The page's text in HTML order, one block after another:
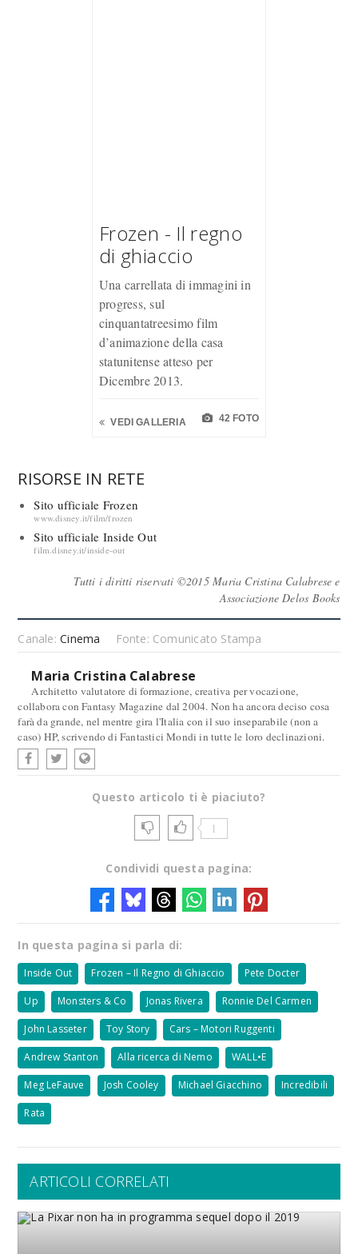
Frozen - Il regno
di ghiaccio
Una carrellata di immagini in
progress, sul
cinquantatreesimo film
d’animazione della casa
statunitense atteso per
Dicembre 2013.
VEDI GALLERIA 42 FOTO
RISORSE IN RETE
Sito ufficiale Frozen
www.disney.it/film/frozen
Sito ufficiale Inside Out
film.disney.it/inside-out
Tutti i diritti riservati ©2015 Maria Cristina Calabrese e
Associazione Delos Books
Canale:Cinema Fonte: Comunicato Stampa
Maria Cristina Calabrese
Architetto valutatore di formazione, creativa per vocazione,
collabora con Fantasy Magazine dal 2004. Non ha ancora deciso cosa
farà da grande, nel mentre gira l'Italia con il suo inseparabile (non a
caso) HP, scrivendo di Fantastici Mondi in tutte le loro declinazioni.
Questo articolo ti è piaciuto?
1
Condividi questa pagina:
In questa pagina si parla di:
Inside Out Frozen – Il Regno di Ghiaccio Pete Docter
Up Monsters & Co Jonas Rivera Ronnie Del Carmen
John Lasseter Toy Story Cars – Motori Ruggenti
Andrew Stanton Alla ricerca di Nemo WALL•E
Meg LeFauve Josh Cooley Michael Giacchino Incredibili
Rata
ARTICOLI CORRELATI